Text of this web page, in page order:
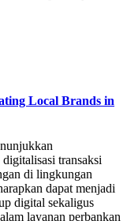
Local Brands in
transaksi
di lingkungan
dapat menjadi
digital sekaligus
layanan perbankan